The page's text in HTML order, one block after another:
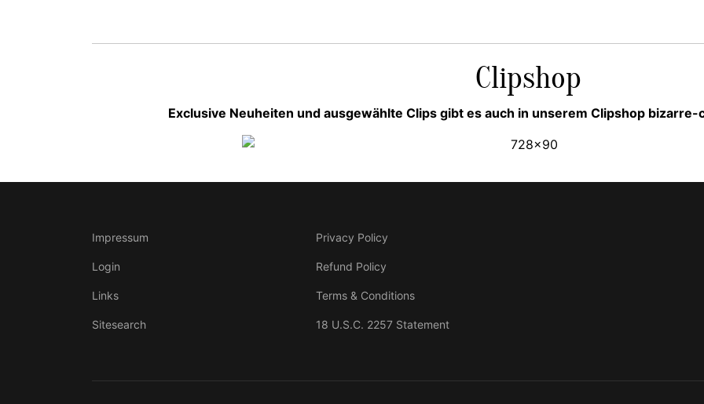
Clipshop
Exclusive Neuheiten und ausgewählte Clips gibt es auch in unserem Clipshop
Impressum
Login
Links
Sitesearch
Privacy Policy
Refund Policy
Terms & Conditions
18 U.S.C. 2257 Statement